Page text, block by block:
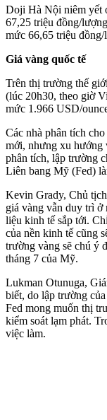
Doji Hà Nội niêm yết
67,25 triệu đồng/
mức 66,65 triệu
Giá vàng quốc tế
Trên thị trường thế
(lúc 20h30, theo giờ
mức 1.966 USD/
Các nhà phân tích
mới, nhưng xu hướng
phân tích, lập trường
Liên bang Mỹ (Fed)
Kevin Grady, Chủ
giá vàng vẫn duy trì
liệu kinh tế sắp tới.
của nền kinh tế cũng
trường vàng sẽ chú ý
tháng 7 của Mỹ.
Lukman Otunuga,
biết, do lập trường
Fed mong muốn thị
kiểm soát lạm phát.
việc làm.